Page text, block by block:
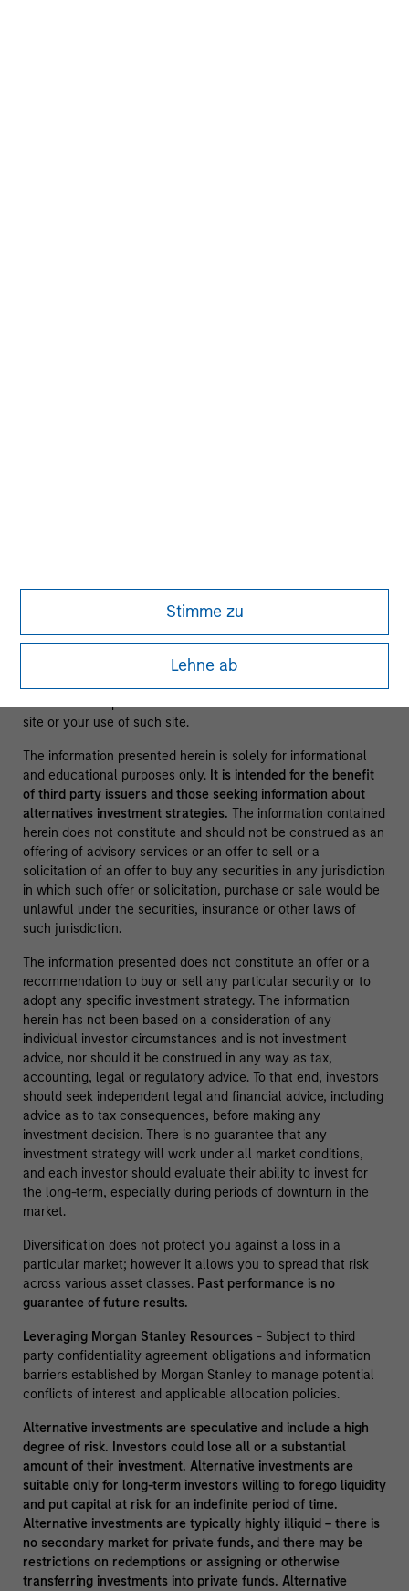
Stimme zu
Lehne ab
By clicking on any links shown here, you agree that you are
navigating to a third party site. We are providing these
any hyperlink is not and does not imply any endorsement,
approval, investigation, verification or monitoring by us of any
site or your use of such site.
The information presented herein is solely for informational
and educational purposes only. It is intended for the benefit
of third party issuers and those seeking information about
alternatives investment strategies. The information contained
herein does not constitute and should not be construed as an
offering of advisory services or an offer to sell or a
solicitation of an offer to buy any securities in any jurisdiction
in which such offer or solicitation, purchase or sale would be
unlawful under the securities, insurance or other laws of
such jurisdiction.
The information presented does not constitute an offer or a
recommendation to buy or sell any particular security or to
adopt any specific investment strategy. The information
herein has not been based on a consideration of any
individual investor circumstances and is not investment
advice, nor should it be construed in any way as tax,
accounting, legal or regulatory advice. To that end, investors
should seek independent legal and financial advice, including
advice as to tax consequences, before making any
investment decision. There is no guarantee that any
investment strategy will work under all market conditions,
and each investor should evaluate their ability to invest for
the long-term, especially during periods of downturn in the
market.
Diversification does not protect you against a loss in a
particular market; however it allows you to spread that risk
across various asset classes. Past performance is no
guarantee of future results.
Leveraging Morgan Stanley Resources- Subject to third
party confidentiality agreement obligations and information
barriers established by Morgan Stanley to manage potential
conflicts of interest and applicable allocation policies.
Alternative investments are speculative and include a high
degree of risk. Investors could lose all or a substantial
amount of their investment. Alternative investments are
suitable only for long-term investors willing to forego liquidity
and put capital at risk for an indefinite period of time.
Alternative investments are typically highly illiquid – there is
no secondary market for private funds, and there may be
restrictions on redemptions or assigning or otherwise
transferring investments into private funds. Alternative